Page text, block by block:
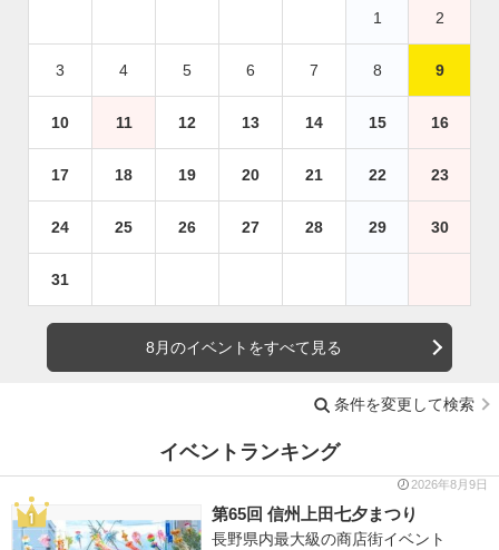
1 2
3 4 5 6 7 8 9
10 11 12 13 14 15 16
17 18 19 20 21 22 23
24 25 26 27 28 29 30
31
8月のイベントをすべて見る
条件を変更して検索
イベントランキング
2026年8月9日
第65回 信州上田七夕まつり
長野県内最大級の商店街イベント